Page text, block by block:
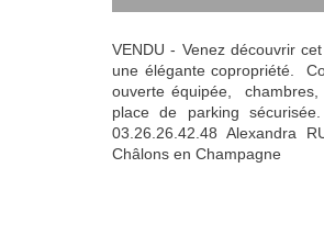
VENDU - Venez découvrir
une élégante copropriété.
ouverte équipée,
place de parking
03.26.26.42.48 Alexandra
Châlons en Champagne